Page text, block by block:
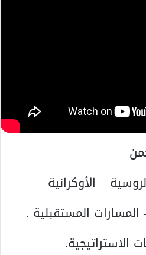
– الأوكرانية
المسارات المستقبلية .
الاستراتيجية.